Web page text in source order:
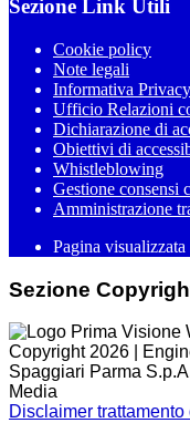
Sezione Link Utili
Cookie policy
Note legali
Informativa Privacy
Ufficio Relazioni
Dichiarazione di
Obiettivi di
Whistleblowing
Gestione consensi
Amministrazione
Pagina visualizzata
Sezione
Copyright 2026 |
Spaggiari Parma
Media
Disclaimer